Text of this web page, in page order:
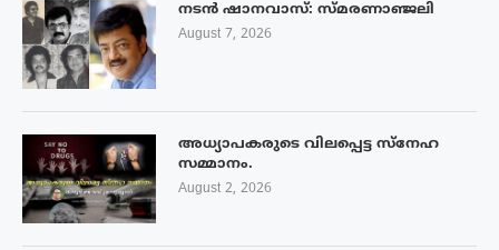
നടൻ ഷാനവാസ്: സ്മരണാഞ്ജലി
August 7, 2026
അധ്യാപകരുടെ വിലപ്പെട്ട സ്നേഹ
സമ്മാനം.
August 2, 2026